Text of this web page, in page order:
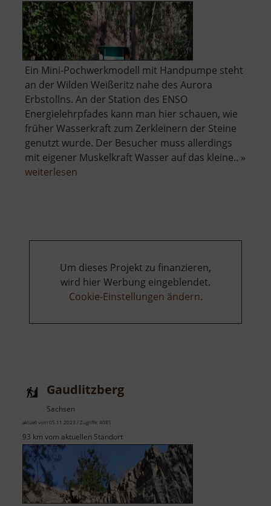
Ein Mini-Pochwerkmodell mit Handpumpe steht
an der Wilden Weißeritz nahe des Aurora
Erbstollns. An der Station des ENSO
Energielehrpfades kann man hier schauen, wie
früher Wasserkraft zum Zerkleinern der Steine
genutzt wurde. Der Besucher muss allerdings
mit eigener Muskelkraft Wasser auf das kleine.. »
weiterlesen
Um dieses Projekt zu finanzieren,
wird hier Werbung eingeblendet.
Cookie-Einstellungen ändern.
Gaudlitzberg
Sachsen
aktuell vom 05.11.2023 / Zugriffe: 4085
93 km vom aktuellen Standort